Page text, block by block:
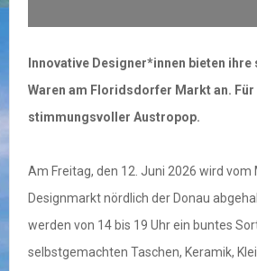
Innovative Designer*innen bieten
Waren am Floridsdorfer Markt an.
stimmungsvoller Austropop.
Am Freitag, den 12. Juni 2026 wird
Designmarkt nördlich der Donau
werden von 14 bis 19 Uhr ein buntes
selbstgemachten Taschen, Keramik,